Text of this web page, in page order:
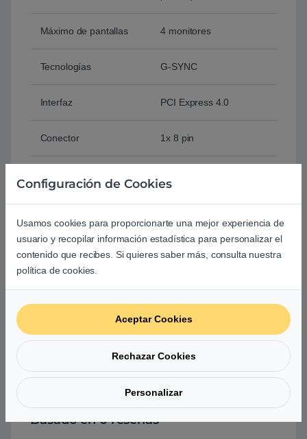
Máximo de pantallas 4 monitores
Tecnologías G-SYNC
Interfaz PCI Express 4.0
Conector 1x 8 pin
1x HDMI 1.4a
HDCP
Fuente de alimentación
recomendada
650 W
Dimensiones
308 (Profundidad) x
(Altura) mm
Basado en 0 reseñas
Configuración de Cookies
Usamos cookies para proporcionarte una mejor experiencia de
usuario y recopilar información estadística para personalizar el
contenido que recibes. Si quieres saber más, consulta nuestra
política de cookies.
Aceptar Cookies
Rechazar Cookies
Personalizar